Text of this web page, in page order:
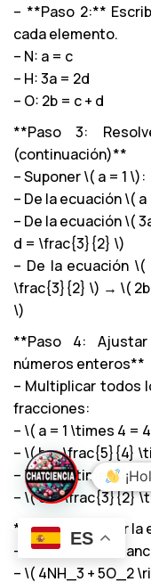
– **Paso 2:**
cada elemento.
– N: a = c
– H: 3a = 2d
– O: 2b = c + d
**Paso 3:
(continuación)**
– Suponer \( a = 1 \):
– De la ecuación \(
– De la ecuación \(
d = \frac{3}{2} \)
– De la ecuación
\frac{3}{2} \) → \(
\)
**Paso 4:
números enteros**
– Multiplicar todos
fracciones:
– \( a = 1 \times 4 =
– \( b = \frac{5}{4}
– \( c = 1 \times 4 =
– \( d = \frac{3}{2}
**Paso 5: Escribir
– La ecuación
– \( 4NH_3 + 5O_2
ES